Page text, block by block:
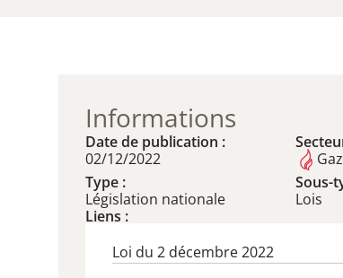
Informations
Date de publication :
02/12/2022
Type :
Législation nationale
Sous-
Lois
Liens :
Loi du 2 décembre 2022